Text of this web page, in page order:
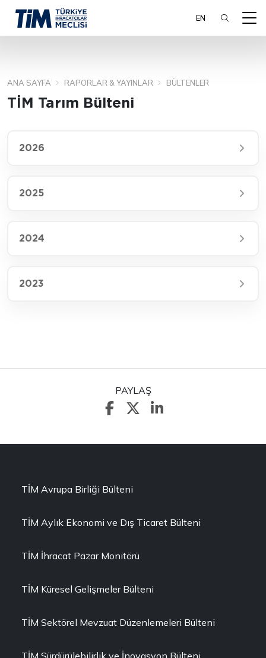
EN
ARA
ANA SAYFA RAPORLAR & YAYINLAR BÜLTENLER
TİM Tarım Bülteni
2026
2025
2024
2023
PAYLAŞ
TİM Avrupa Birliği Bülteni
TİM Aylık Ekonomi ve Dış Ticaret Bülteni
TİM İhracat Pazar Monitörü
TİM Küresel Gelişmeler Bülteni
TİM Sektörel Mevzuat Düzenlemeleri Bülteni
TİM Sürdürülebilirlik ve İnovasyon Bülteni